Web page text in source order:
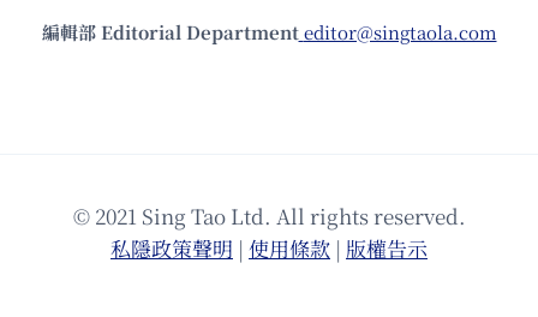
編輯部 Editorial Department editor@singtaola.com
© 2021 Sing Tao Ltd. All rights reserved.
私隱政策聲明 | 使⽤條款 | 版權告⽰